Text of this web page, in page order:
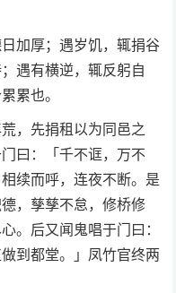
加厚；遇岁饥，辄捐谷
遇有横逆，辄反躬自
累也。
，先捐租以为同邑之
曰：「千不诓，万不
续而呼，连夜不断。是
，孳孳不怠，修桥修
。后又闻鬼唱于门曰：
到都堂。」凤竹官终两